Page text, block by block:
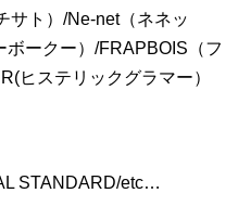
サト）/Ne-net（ネネッ
ボークー）/FRAPBOIS（フ
ヒステリックグラマー）
STANDARD/etc…